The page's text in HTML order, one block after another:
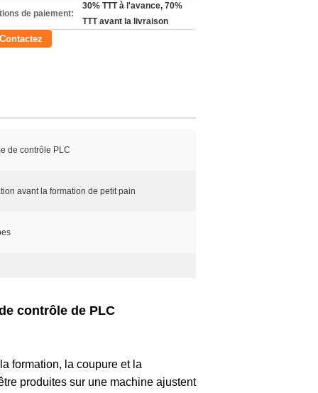
de paiement:
30% TTT à l'avance, 70%
TTT avant la livraison
Contactez
de contrôle PLC
avant la formation de petit pain
contrôle de PLC
formation, la coupure et la
produites sur une machine ajustent